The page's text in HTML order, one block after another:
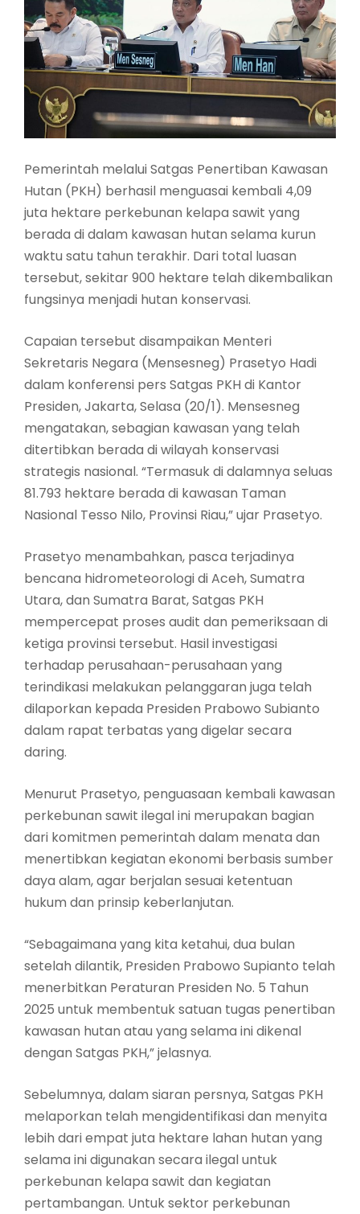
Pemerintah melalui Satgas Penertiban Kawasan
Hutan (PKH) berhasil menguasai kembali 4,09
juta hektare perkebunan kelapa sawit yang
berada di dalam kawasan hutan selama kurun
waktu satu tahun terakhir. Dari total luasan
tersebut, sekitar 900 hektare telah dikembalikan
fungsinya menjadi hutan konservasi.
Capaian tersebut disampaikan Menteri
Sekretaris Negara (Mensesneg) Prasetyo Hadi
dalam konferensi pers Satgas PKH di Kantor
Presiden, Jakarta, Selasa (20/1). Mensesneg
mengatakan, sebagian kawasan yang telah
ditertibkan berada di wilayah konservasi
strategis nasional. “Termasuk di dalamnya seluas
81.793 hektare berada di kawasan Taman
Nasional Tesso Nilo, Provinsi Riau,” ujar Prasetyo.
Prasetyo menambahkan, pasca terjadinya
bencana hidrometeorologi di Aceh, Sumatra
Utara, dan Sumatra Barat, Satgas PKH
mempercepat proses audit dan pemeriksaan di
ketiga provinsi tersebut. Hasil investigasi
terhadap perusahaan-perusahaan yang
terindikasi melakukan pelanggaran juga telah
dilaporkan kepada Presiden Prabowo Subianto
dalam rapat terbatas yang digelar secara
daring.
Menurut Prasetyo, penguasaan kembali kawasan
perkebunan sawit ilegal ini merupakan bagian
dari komitmen pemerintah dalam menata dan
menertibkan kegiatan ekonomi berbasis sumber
daya alam, agar berjalan sesuai ketentuan
hukum dan prinsip keberlanjutan.
“Sebagaimana yang kita ketahui, dua bulan
setelah dilantik, Presiden Prabowo Supianto telah
menerbitkan Peraturan Presiden No. 5 Tahun
2025 untuk membentuk satuan tugas penertiban
kawasan hutan atau yang selama ini dikenal
dengan Satgas PKH,” jelasnya.
Sebelumnya, dalam siaran persnya, Satgas PKH
melaporkan telah mengidentifikasi dan menyita
lebih dari empat juta hektare lahan hutan yang
selama ini digunakan secara ilegal untuk
perkebunan kelapa sawit dan kegiatan
pertambangan. Untuk sektor perkebunan